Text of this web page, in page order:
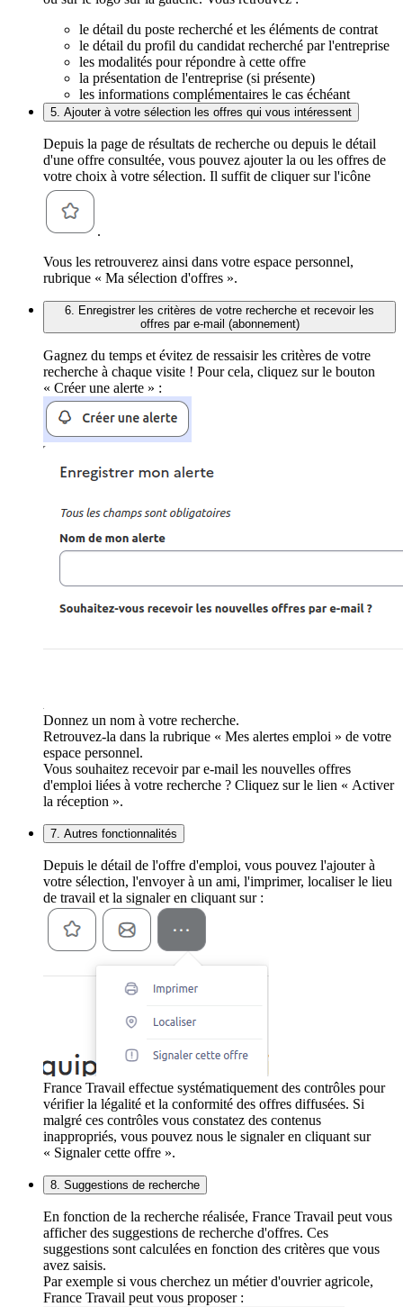
le détail du poste recherché et les éléments de contrat
le détail du profil du candidat recherché par l'entreprise
les modalités pour répondre à cette offre
la présentation de l'entreprise (si présente)
les informations complémentaires le cas échéant
5. Ajouter à votre sélection les offres qui vous intéressent
Depuis la page de résultats de recherche ou depuis le détail
d'une offre consultée, vous pouvez ajouter la ou les offres de
votre choix à votre sélection. Il suffit de cliquer sur l'icône
.
Vous les retrouverez ainsi dans votre espace personnel,
rubrique « Ma sélection d'offres ».
6. Enregistrer les critères de votre recherche et recevoir les
offres par e-mail (abonnement)
Gagnez du temps et évitez de ressaisir les critères de votre
recherche à chaque visite ! Pour cela, cliquez sur le bouton
« Créer une alerte » :
Donnez un nom à votre recherche.
Retrouvez-la dans la rubrique « Mes alertes emploi » de votre
espace personnel.
Vous souhaitez recevoir par e-mail les nouvelles offres
d'emploi liées à votre recherche ? Cliquez sur le lien « Activer
la réception ».
7. Autres fonctionnalités
Depuis le détail de l'offre d'emploi, vous pouvez l'ajouter à
votre sélection, l'envoyer à un ami, l'imprimer, localiser le lieu
de travail et la signaler en cliquant sur :
France Travail effectue systématiquement des contrôles pour
vérifier la légalité et la conformité des offres diffusées. Si
malgré ces contrôles vous constatez des contenus
inappropriés, vous pouvez nous le signaler en cliquant sur
« Signaler cette offre ».
8. Suggestions de recherche
En fonction de la recherche réalisée, France Travail peut vous
afficher des suggestions de recherche d'offres. Ces
suggestions sont calculées en fonction des critères que vous
avez saisis.
Par exemple si vous cherchez un métier d'ouvrier agricole,
France Travail peut vous proposer :